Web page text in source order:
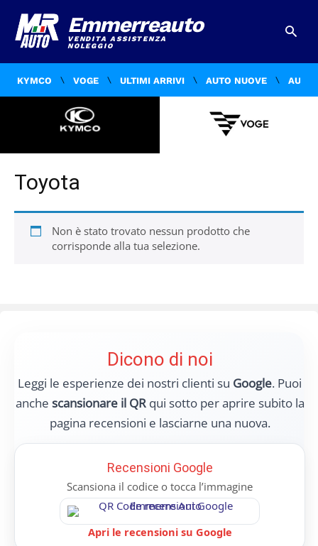
Emmerreauto
VENDITA ASSISTENZA
NOLEGGIO
KYMCO VOGE ULTIMI ARRIVI AUTO NUOVE AUTO
Toyota
Non è stato trovato nessun prodotto che
corrisponde alla tua selezione.
Dicono di noi
Leggi le esperienze dei nostri clienti su Google. Puoi
anche scansionare il QRqui sotto per aprire subito la
pagina recensioni e lasciarne una nuova.
Recensioni Google
Scansiona il codice o tocca l’immagine
Apri le recensioni su Google